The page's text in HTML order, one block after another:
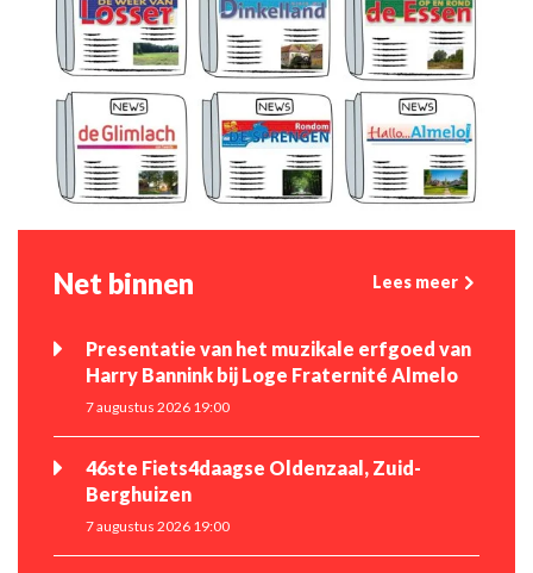
Net binnen Lees meer
Presentatie van het muzikale erfgoed van
Harry Bannink bij Loge Fraternité Almelo
7 augustus 2026 19:00
46ste Fiets4daagse Oldenzaal, Zuid-
Berghuizen
7 augustus 2026 19:00